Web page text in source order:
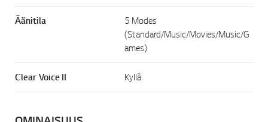
Äänitila
5 Modes
(Standard/Music/Movies/Music/G
ames)
Clear Voice II Kyllä